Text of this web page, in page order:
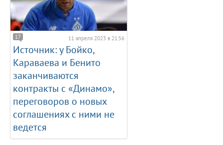
17 11 апреля 2023 в 21:56
Источник: у Бойко,
Караваева и Бенито
заканчиваются
контракты с «Динамо»,
переговоров о новых
соглашениях с ними не
ведется